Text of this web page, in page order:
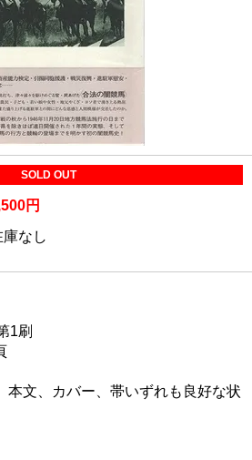
SOLD OUT
円
庫なし
1刷
本文、カバー、帯いずれも良好な状